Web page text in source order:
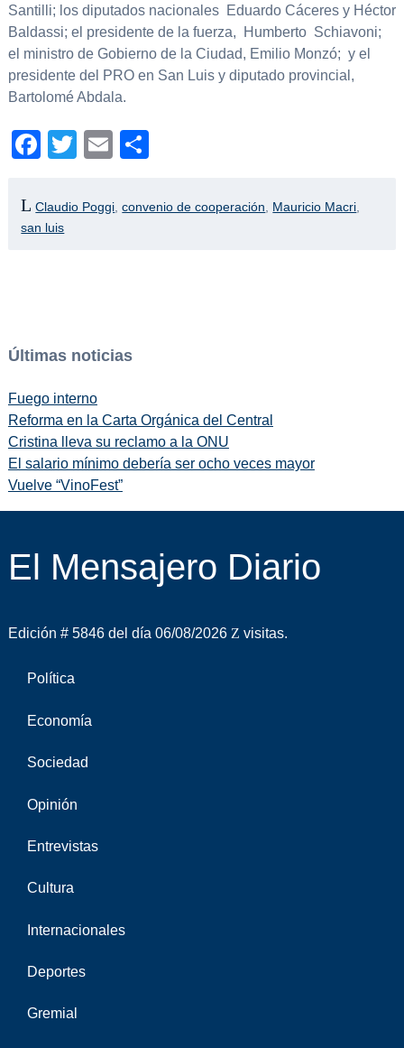
Santilli; los diputados nacionales Eduardo Cáceres y Héctor
Baldassi; el presidente de la fuerza, Humberto Schiavoni;
el ministro de Gobierno de la Ciudad, Emilio Monzó; y el
presidente del PRO en San Luis y diputado provincial,
Bartolomé Abdala.
Facebook
TwitterEmail
Claudio Poggi ,convenio de cooperación Mauricio Macri
san luis
Últimas noticias
Fuego interno
Reforma en la Carta Orgánica del Central
Cristina lleva su reclamo a la ONU
El salario mínimo debería ser ocho veces mayor
Vuelve “VinoFest”
El Mensajero Diario
Edición # 5846 del día 06/08/2026 visitas.
Política
Economía
Sociedad
Opinión
Entrevistas
Cultura
Internacionales
Deportes
Gremial